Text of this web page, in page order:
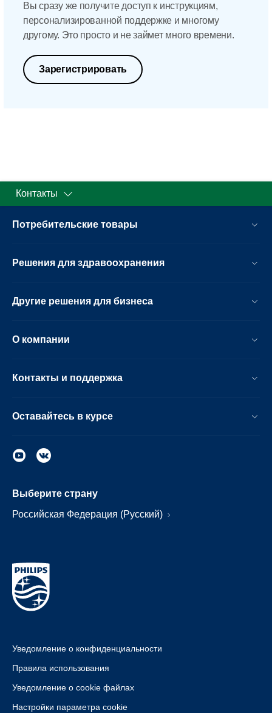
Вы сразу же получите доступ к инструкциям,
персонализированной поддержке и многому
другому. Это просто и не займет много времени.
Зарегистрировать
Контакты
Потребительские товары
Решения для здравоохранения
Другие решения для бизнеса
О компании
Контакты и поддержка
Оставайтесь в курсе
Выберите страну
Российская Федерация (Русский)
Уведомление о конфиденциальности
Правила использования
Уведомление о cookie файлах
Настройки параметра cookie